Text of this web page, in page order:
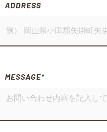
ADDRESS
MESSAGE*